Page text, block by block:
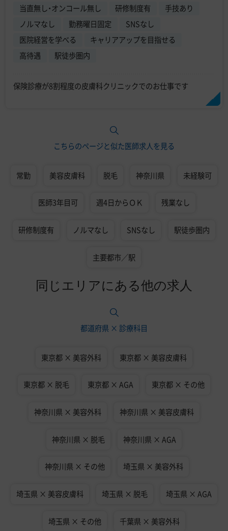
当直無し・オンコール無し 研修制度有
手技あり
ノルマなし
勤務曜日固定
SNSなし
医院経営を学べる
キャリアアップを目指せる
高待遇
駅徒歩圏内
保険診療が8割程度の皮膚科クリニックでのお仕事です
こちらのページと似た医師求人を見る
常勤 美容皮膚科 脱毛 神奈川県 未経験可
医師3年目可 週4日からＯＫ 残業なし
研修制度有 ノルマなし SNSなし 駅徒歩圏内
主要都市／駅
同じエリアにある他の求人
都道府県 × 診療科目
東京都 × 美容外科 東京都 × 美容皮膚科
東京都 × 脱毛 東京都 × AGA 東京都 × その他
神奈川県 × 美容外科 神奈川県 × 美容皮膚科
神奈川県 × 脱毛 神奈川県 × AGA
神奈川県 × その他 埼玉県 × 美容外科
埼玉県 × 美容皮膚科 埼玉県 × 脱毛 埼玉県 × AGA
埼玉県 × その他 千葉県 × 美容外科